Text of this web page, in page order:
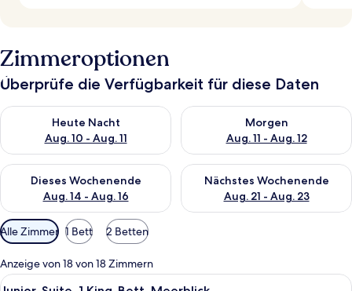
Zimmeroptionen
Überprüfe die Verfügbarkeit für diese Daten
Heute Nacht
Aug. 10 - Aug. 11
Überprüfe die Verfügbarkeit für heute Nacht, Aug. 10 - Aug.
Morgen
Aug. 11 - Aug. 12
Überprüfe die Verfügbarkeit
Dieses Wochenende
Aug. 14 - Aug. 16
Überprüfe die Verfügbarkeit für dieses Wochenende, Aug. 14
Nächstes Wochenende
Aug. 21 - Aug. 23
Überprüfe die Verfügbarkeit
Verfügbare
Filter
für
Zimmer
Alle Zimmer 1 Bett 2 Betten
Anzeige von 18 von 18 Zimmern
Alle
Ein modernes Hotelzimmer mit
5